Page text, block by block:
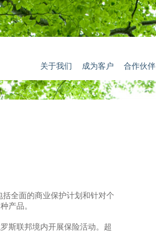
关于我们 成为客户 合作伙伴
全面的商业保护计划和针对个
产品。
斯联邦境内开展保险活动。超